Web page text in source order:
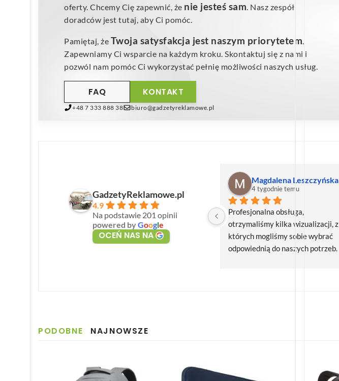
oferty. Chcemy Cię zapewnić, że nie jesteś sam. Nasz zespół
doradców jest tutaj, aby Ci pomóc.
Pamiętaj, że Twoja satysfakcja jest naszym priorytetem.
Zapewniamy Ci wsparcie na każdym kroku. Skontaktuj się z nami i
pozwól nam pomóc Ci wykorzystać pełnię możliwości naszych usług.
KONTAKT
FAQ
+48 7 333 888 38 biuro@gadzetyreklamowe.pl
GadzetyReklamowe.pl
4.9
Na podstawie 201 opinii
powered byGoogle
OCEŃ NAS NA
Magdalena Leszczyńska
4 tygodnie temu
Profesjonalna obsługa,
otrzymaliśmy kilka wizualizacji, z
których mogliśmy sobie wybrać
odpowiednią do naszych potrzeb.
PODOBNE NAJNOWSZE